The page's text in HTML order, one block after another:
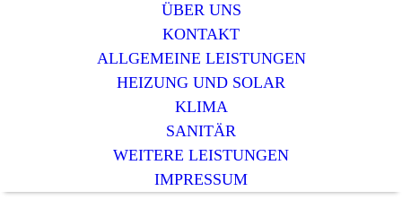
ÜBER UNS
KONTAKT
ALLGEMEINE LEISTUNGEN
HEIZUNG UND SOLAR
KLIMA
SANITÄR
WEITERE LEISTUNGEN
IMPRESSUM